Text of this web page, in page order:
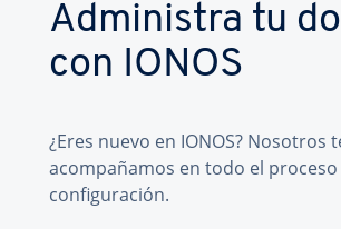
Administra tu
con IONOS
¿Eres nuevo en IONOS? Nosotros
acompañamos en todo el
configuración.